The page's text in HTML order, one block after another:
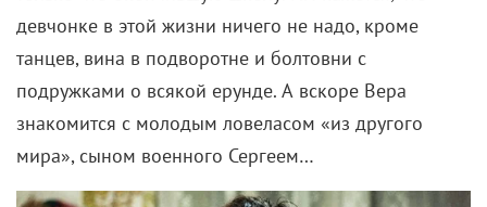
какова жизнь юношества не придуманная, а
действительная? Только в последнее время
стали появляться кинопроизведения, которые
малоисследованному предмету».